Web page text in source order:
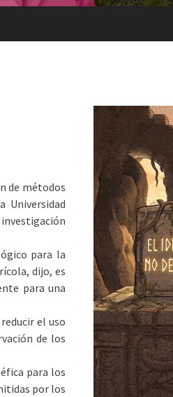
de métodos
Universidad
para la
dijo, es
para una
el uso
de los
para los
por los